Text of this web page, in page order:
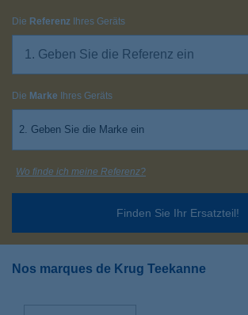
Die Referenz Ihres Geräts
Die Marke Ihres Geräts
2. Geben Sie die Marke ein
Finden Sie Ihr Ersatzteil!
Wo finde ich meine Referenz?
Nos marques de Krug Teekanne